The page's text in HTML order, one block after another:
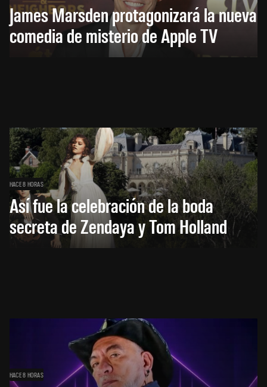
James Marsden protagonizará la nueva
comedia de misterio de Apple TV
HACE 8 HORAS
Así fue la celebración de la boda
secreta de Zendaya y Tom Holland
HACE 8 HORAS